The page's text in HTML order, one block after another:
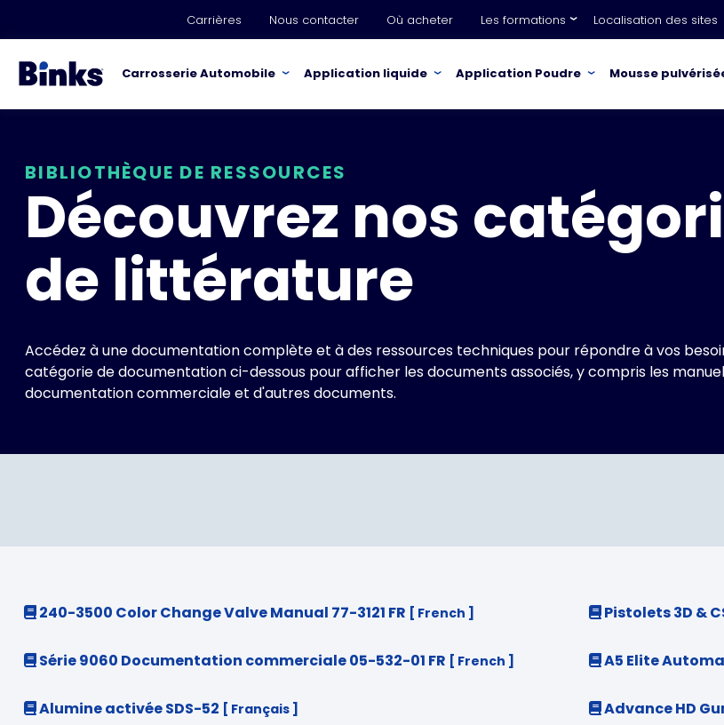
Carrières Nous contacter Où acheter Les formations Localisation des sites
Carrosserie Automobile Application liquide Application Poudre Mousse
BIBLIOTHÈQUE DE RESSOURCES
Découvrez nos
de littérature
Accédez à une documentation complète et à des ressources techniques pour répondre à vos
catégorie de documentation ci-dessous pour afficher les documents associés, y compris les
documentation commerciale et d'autres documents.
240-3500 Color Change Valve Manual 77-3121 FR [ French ] Pistolets 3D &
Série 9060 Documentation commerciale 05-532-01 FR [ French ] A5 Elite
Alumine activée SDS-52 [ Français ] Advance HD